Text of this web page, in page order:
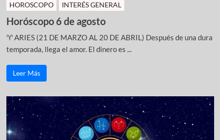
HOROSCOPO INTERÉS GENERAL
Horóscopo 6 de agosto
♈ ARIES (21 DE MARZO AL 20 DE ABRIL) Después de una dura
temporada, llega el amor. El dinero es ...
Leer Más